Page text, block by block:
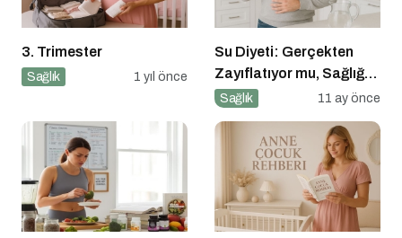
3. Trimester
Sağlık 1 yıl önce
Su Diyeti: Gerçekten
Zayıflatıyor mu, Sağlığa
Zararları Ne?
Sağlık 11 ay önce